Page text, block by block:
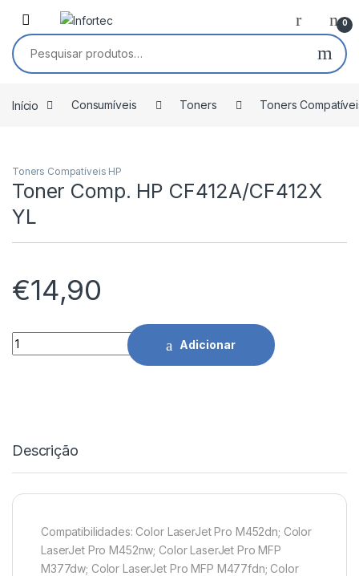
Saltar para navegação
Pular para o conteúdo
0
Pesquisar por:
Início Consumíveis Toners Toners
Toners Compatíveis HP
Toner Comp. HP CF412A/CF412X
YL
€14,90
Toner Comp. HP CF412A/CF412X YL quantidade
Adicionar
Descrição
Compatibilidades: Color LaserJet Pro M452dn; Color
LaserJet Pro M452nw; Color LaserJet Pro MFP
M377dw; Color LaserJet Pro MFP M477fdn; Color